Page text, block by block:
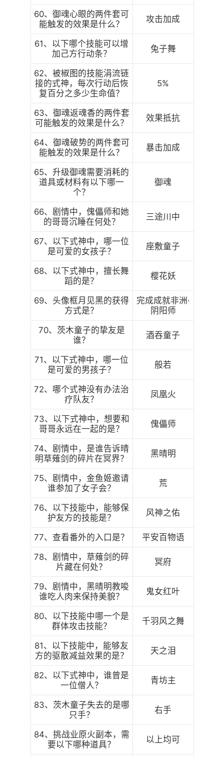
60、御魂心眼的两件套可
能触发的效果是什么？
攻击加成
61、以下哪个技能可以增
加己方行动条？
兔子舞
62、被椒图的技能涓流链
接的式神，每次行动后恢
复百分之多少生命值？
5%
63、御魂返魂香的两件套
可能触发的效果是什么？
效果抵抗
64、御魂破势的两件套可
能触发的效果是什么？
暴击加成
65、升级御魂需要消耗的
道具或材料有以下哪一
个？
御魂
66、剧情中，傀儡师和她
的哥哥沉睡在何处？
三途川中
67、以下式神中，哪一位
是可爱的女孩子？
座敷童子
68、以下式神中，擅长舞
蹈的是？
樱花妖
69、头像框月见黑的获得
方式是？
完成成就非洲·
阴阳师
70、茨木童子的挚友是
谁？
酒吞童子
71、以下式神中，哪一位
是可爱的男孩子？
般若
72、哪个式神没有办法治
疗队友？
凤凰火
73、以下式神中，想要和
哥哥永远在一起的是？
傀儡师
74、剧情中，是谁告诉晴
明草薙剑的碎片在冥界？
黑晴明
75、剧情中，金鱼姬邀请
谁参加了女子会？
荒
76、以下技能中，能够保
护友方的技能是？
风神之佑
77、查看番外的入口是？
平安百物语
78、剧情中，草薙剑的碎
片藏在何处？
冥府
79、剧情中，黑晴明教唆
谁吃人肉来保持美貌？
鬼女红叶
80、以下技能中哪一个是
群体攻击技能？
千羽风之舞
81、以下技能中，能够友
方的驱散减益效果的是？
天之泪
82、以下式神中，谁曾是
一位僧人？
青坊主
83、茨木童子失去的是哪
只手？
右手
84、挑战业原火副本，需
要以下哪种道具？
以上均可